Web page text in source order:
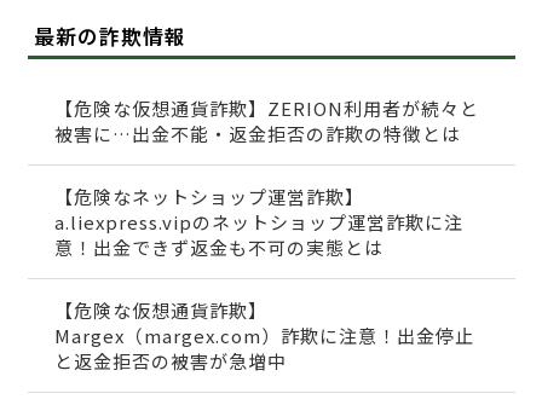
最新の詐欺情報
【危険な仮想通貨詐欺】ZERION利用者が続々と
被害に…出金不能・返金拒否の詐欺の特徴とは
【危険なネットショップ運営詐欺】
a.liexpress.vipのネットショップ運営詐欺に注
意！出金できず返金も不可の実態とは
【危険な仮想通貨詐欺】
Margex（margex.com）詐欺に注意！出金停止
と返金拒否の被害が急増中